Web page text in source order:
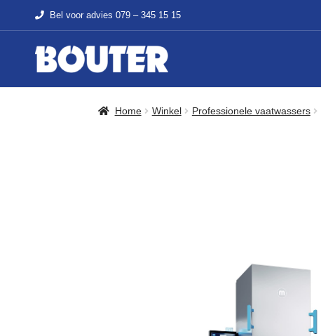
Bel voor advies 079 – 345 15 15
Home Winkel Professionele vaatwassers